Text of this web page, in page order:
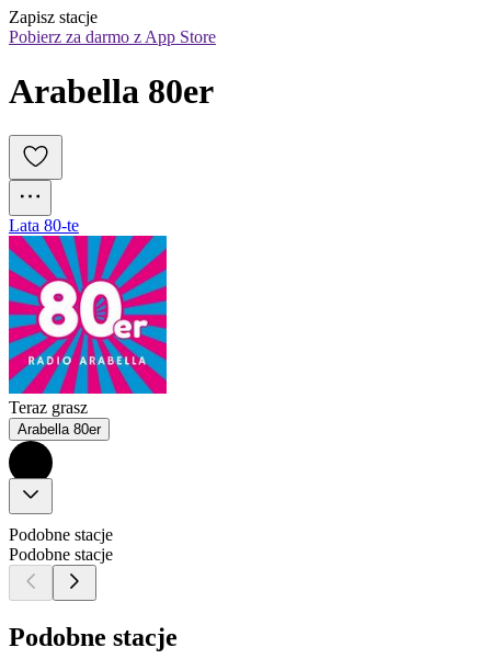
Zapisz stacje
Pobierz za darmo z App Store
Arabella 80er
Lata 80-te
Teraz grasz
Arabella 80er
Podobne stacje
Podobne stacje
Podobne stacje